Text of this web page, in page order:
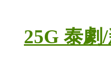
25G 泰劇